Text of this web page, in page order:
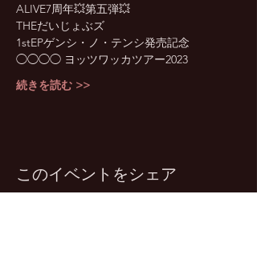
ALIVE7周年💥第五弾💥
THEだいじょぶズ
1stEPゲンシ・ノ・テンシ発売記念
◯◯◯◯ ヨッツワッカツアー2023
続きを読む >>
このイベントをシェア